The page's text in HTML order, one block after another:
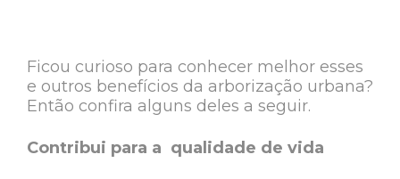
Ficou curioso para conhecer melhor esses
e outros benefícios da arborização urbana?
Então confira alguns deles a seguir.
Contribui para a qualidade de vida